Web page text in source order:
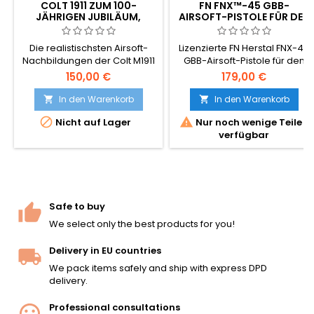
COLT 1911 ZUM 100-
JÄHRIGEN JUBILÄUM,
PARKERISIERT, CO2-
AIRSOFT
Die realistischsten Airsoft-
Nachbildungen der Colt M1911
auf dem Markt! Cybergun
180532.
150,00 €
 In den Warenkorb
 Nicht auf Lager
FN FNX™-45 GBB-
AIRSOFT-PISTOLE FÜR DEN
ZIVILEN GEBRAUCH
Lizenzierte FN Herstal FNX-45
GBB-Airsoft-Pistole für den
zivilen Gebrauch von
Cybergun/VFC. Moderne
Nachbildung einer .45 ACP-
Dienstpistole in VFC-Qualität
– Vollmetall-Schlitten mit
Blowback-Mechanismus,
einstellbares Hop-Up, 25-
179,00 €
 In den Warenkorb
 Nur noch wenige Teile
verfügbar
Safe to buy
We select only the best products for you!
Delivery in EU countries
We pack items safely and ship with express DPD
delivery.
Professional consultations